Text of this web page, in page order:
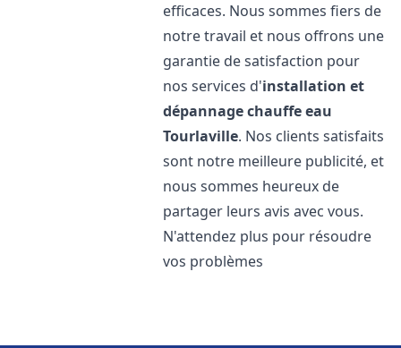
efficaces. Nous sommes fiers de
notre travail et nous offrons une
garantie de satisfaction pour
nos services d'installation et
dépannage chauffe eau
Tourlaville. Nos clients satisfaits
sont notre meilleure publicité, et
nous sommes heureux de
partager leurs avis avec vous.
N'attendez plus pour résoudre
vos problèmes